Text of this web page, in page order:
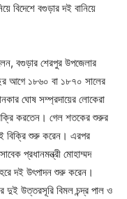
বিদেশে বগুড়ার দই বানিয়ে
বগুড়ার শেরপুর উপজেলার
আগে ১৮৬০ বা ১৮৭০ সালের
ঘোষ সম্প্রদায়ের লোকেরা
করতেন। গেল শতকের শুরুর
বিক্রি শুরু করেন। এরপর
প্রধানমন্ত্রী মোহাম্মদ
দই উৎপাদন শুরু করেন।
দুই উত্তরসূরি বিমল চন্দ্র পাল ও